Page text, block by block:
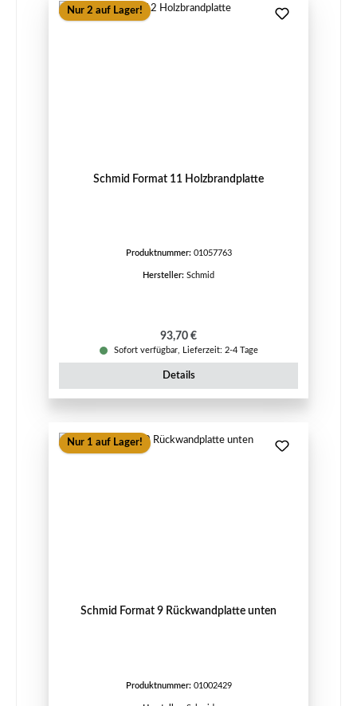
Nur 2 auf Lager!
Schmid Format 11 Holzbrandplatte
Produktnummer: 01057763
Hersteller: Schmid
Regulärer Preis:
93,70 €
Sofort verfügbar, Lieferzeit: 2-4 Tage
Details
Nur 1 auf Lager!
Schmid Format 9 Rückwandplatte unten
Produktnummer: 01002429